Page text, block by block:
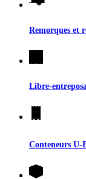
Remorques et
Libre-
Conteneurs U-